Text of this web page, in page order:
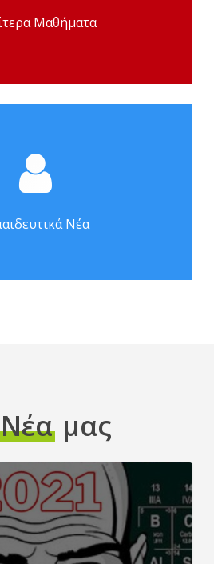
Μαθήματα
καθηγητές σε πολύ
Νέα
Περισσότερα
Νέα μας